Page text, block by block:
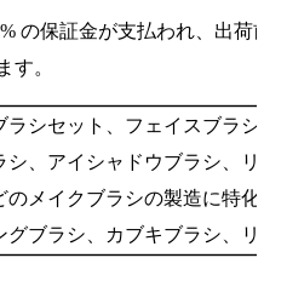
の保証金が支払われ、出荷前
す。
ラシセット、フェイスブラシ
シ、アイシャドウブラシ、リ
のメイクブラシの製造に特化
グブラシ、カブキブラシ、リ